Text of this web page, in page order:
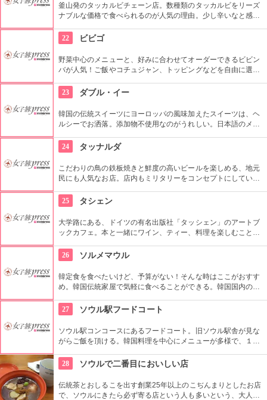
釜山発のタッカルビチェーン店。数種類のタッカルビをリーズ
ナブルな価格で食べられるのが人気の理由。少し辛いなと感じ
めのポンクッパも美味しいと評判なので是非試してみて。日本
語は通じない事が多いので、事前に準備を。
22 ビビゴ
野菜中心のメニューと、好みに合わせてオーダーできるビビン
バが人気！ご飯やコチュジャン、トッピングなどを自由に選択
サラダ丼のようなビビンバは身体にも良く、特に女性に人気で
す。
23 ダブル・イー
韓国の伝統スイーツにヨーロッパの風味加えたスイーツは、ヘ
ルシーでお洒落。添加物不使用なのがうれしい。日本語のメニ
テイクアウト可。
24 タッナルダ
こだわりの鳥の鉄板焼きと鮮度の高いビールを楽しめる、地元
民にも人気なお店。店内もミリタリーをコンセプトにしていて
認定を受けているのでビール好きのあなたには是非試してほし
い。
25 タシェン
大学路にある、ドイツの有名出版社「タッシェン」のアートブ
ックカフェ。本と一緒にワイン、ティー、料理を楽しむことが
み物を読書しながら至福のひと時をどうぞ。
26 ソルメマウル
韓定食を食べたいけど、予算がない！そんな時はここがおすす
め。韓国伝統家屋で気軽に食べることができる。韓国国内の新
でも地元の人たちで大人気なので、ランチタイムは避けたほう
が無難かも。
27 ソウル駅フードコート
ソウル駅コンコースにあるフードコート。旧ソウル駅舎が見な
がらご飯を頂ける。韓国料理を中心にメニューが多様で、１人
るのがフードコートのいいところ。もちろんおひとり様ご飯に
もってこい。
28 ソウルで二番目においしい店
伝統茶とおしるこを出す創業25年以上のこぢんまりとしたお店
で、ソウルにきたら必ず寄る店という人も多いという、大人気